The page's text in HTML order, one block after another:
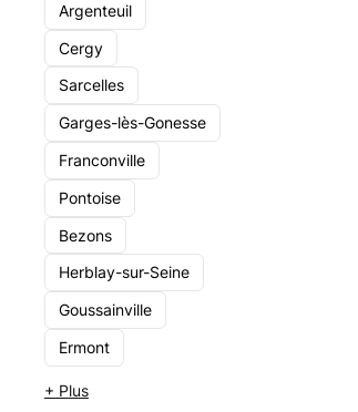
Argenteuil
Cergy
Sarcelles
Garges-lès-Gonesse
Franconville
Pontoise
Bezons
Herblay-sur-Seine
Goussainville
Ermont
+ Plus